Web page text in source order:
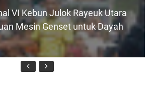
VI Kebun Julok Rayeuk Utara
Mesin Genset untuk Dayah